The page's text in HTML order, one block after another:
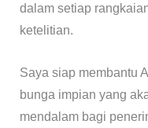
dalam setiap
ketelitian.
Saya siap membantu
bunga impian yang
mendalam bagi